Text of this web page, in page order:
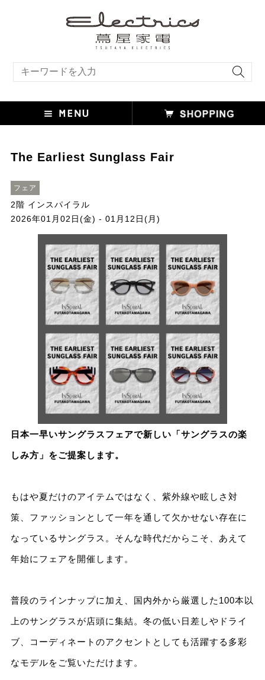
The Earliest Sunglass Fair
フェア
2階 インスパイラル
2026年01月02日(金) - 01月12日(月)
日本一早いサングラスフェアで新しい「サングラスの楽
しみ方」をご提案します。
もはや夏だけのアイテムではなく、紫外線や眩しさ対
策、ファッションとして一年を通して欠かせない存在に
なっているサングラス。そんな時代だからこそ、あえて
年始にフェアを開催します。
普段のラインナップに加え、国内外から厳選した100本以
上のサングラスが店頭に集結。冬の低い日差しやドライ
ブ、コーディネートのアクセントとしても活躍する多彩
なモデルをご覧いただけます。